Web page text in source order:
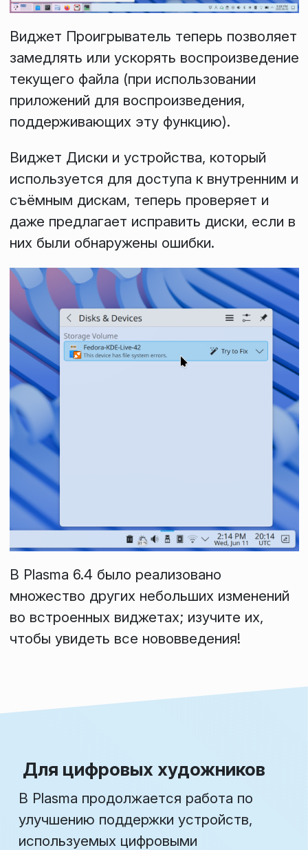
Виджет Проигрыватель теперь позволяет
замедлять или ускорять воспроизведение
текущего файла (при использовании
приложений для воспроизведения,
поддерживающих эту функцию).
Виджет Диски и устройства, который
используется для доступа к внутренним и
съёмным дискам, теперь проверяет и
даже предлагает исправить диски, если в
них были обнаружены ошибки.
В Plasma 6.4 было реализовано
множество других небольших изменений
во встроенных виджетах; изучите их,
чтобы увидеть все нововведения!
Для цифровых художников
В Plasma продолжается работа по
улучшению поддержки устройств,
используемых цифровыми